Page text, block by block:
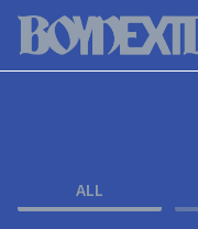
ALL